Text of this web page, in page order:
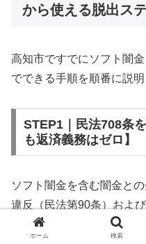
から使える脱出ス
高知市ですでにソフト闇
でできる手順を順番に説明
STEP1｜民法708条
も返済義務はゼロ】
ソフト闇金を含む闇金と
違反（民法第90条）およ
に該当するため、法的に
ホーム 検索